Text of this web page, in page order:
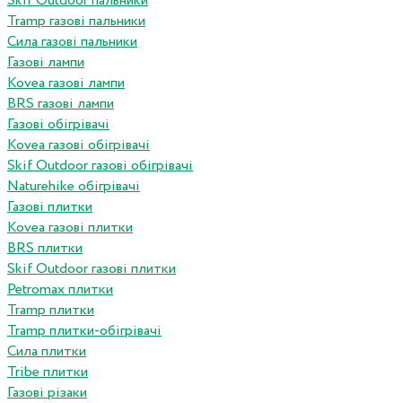
Tramp газові пальники
Сила газові пальники
Газові лампи
Kovea газові лампи
BRS газові лампи
Газові обігрівачі
Kovea газові обігрівачі
Skif Outdoor газові обігрівачі
Naturehike обігрівачі
Газові плитки
Kovea газові плитки
BRS плитки
Skif Outdoor газові плитки
Petromax плитки
Tramp плитки
Tramp плитки-обігрівачі
Сила плитки
Tribe плитки
Газові різаки